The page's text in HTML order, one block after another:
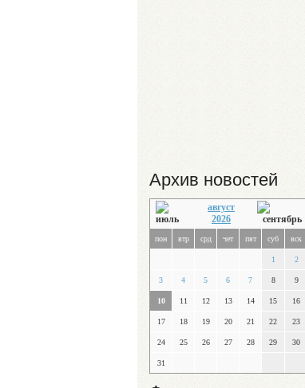
Архив новостей
август
2026
пон втр срд чет пят суб вск
1 2
3 4 5 6 7 8 9
10 11 12 13 14 15 16
17 18 19 20 21 22 23
24 25 26 27 28 29 30
31